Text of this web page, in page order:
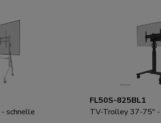
schnelle
FL50S-825BL1
TV-Trolley 37-75"